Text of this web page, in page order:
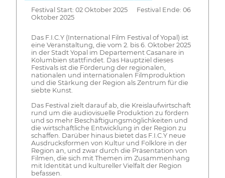
Festival Start: 02 Oktober 2025 Festival Ende: 06
Oktober 2025
Das F.I.C.Y (International Film Festival of Yopal) ist
eine Veranstaltung, die vom 2. bis 6. Oktober 2025
in der Stadt Yopal im Departement Casanare in
Kolumbien stattfindet. Das Hauptziel dieses
Festivals ist die Förderung der regionalen,
nationalen und internationalen Filmproduktion
und die Stärkung der Region als Zentrum für die
siebte Kunst.
Das Festival zielt darauf ab, die Kreislaufwirtschaft
rund um die audiovisuelle Produktion zu fördern
und so mehr Beschäftigungsmöglichkeiten und
die wirtschaftliche Entwicklung in der Region zu
schaffen. Darüber hinaus bietet das F.I.C.Y neue
Ausdrucksformen von Kultur und Folklore in der
Region an, und zwar durch die Präsentation von
Filmen, die sich mit Themen im Zusammenhang
mit Identität und kultureller Vielfalt der Region
befassen.